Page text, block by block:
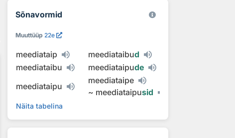
Sõnavormid
Muuttüüp 22e
meediataip meediataibud
meediataibu
meediataipude
meediataipu
meediataipe
~ meediataipusid
Näita tabelina